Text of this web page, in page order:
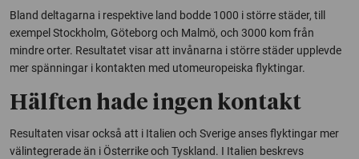
Bland deltagarna i respektive land bodde 1000 i större städer, till
exempel Stockholm, Göteborg och Malmö, och 3000 kom från
mindre orter. Resultatet visar att invånarna i större städer upplevde
mer spänningar i kontakten med utomeuropeiska flyktingar.
Hälften hade ingen kontakt
Resultaten visar också att i Italien och Sverige anses flyktingar mer
välintegrerade än i Österrike och Tyskland. I Italien beskrevs